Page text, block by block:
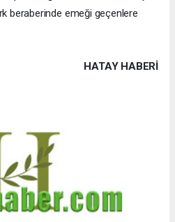
beraberinde emeği geçenlere
HATAY HABERİ